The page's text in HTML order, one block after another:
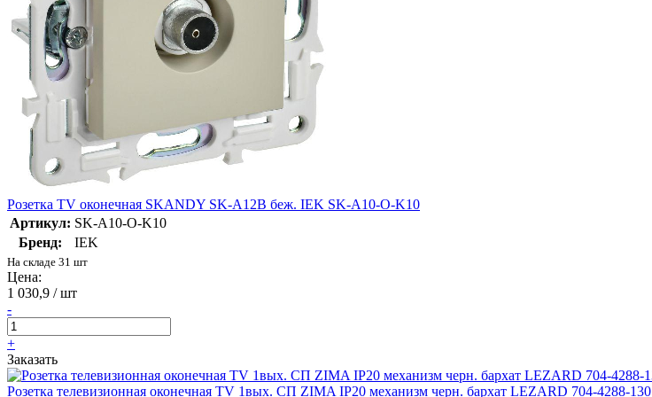
Розетка TV оконечная SKANDY SK-A12B беж. IEK SK-A10-O-K10
Артикул: SK-A10-O-K10
Бренд:
IEK
На складе 31 шт
Цена:
1 030,9 / шт
-
+
Заказать
Розетка телевизионная оконечная TV 1вых. СП ZIMA IP20 механизм черн. бархат LEZARD 704-4288-130